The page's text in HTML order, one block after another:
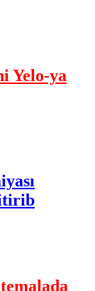
Yelo-ya
itirib